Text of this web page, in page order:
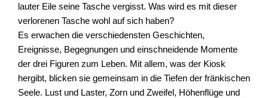
lauter Eile seine Tasche vergisst. Was wird es mit dieser
verlorenen Tasche wohl auf sich haben?
Es erwachen die verschiedensten Geschichten,
Ereignisse, Begegnungen und einschneidende Momente
der drei Figuren zum Leben. Mit allem, was der Kiosk
hergibt, blicken sie gemeinsam in die Tiefen der fränkischen
Seele. Lust und Laster, Zorn und Zweifel, Höhenflüge und